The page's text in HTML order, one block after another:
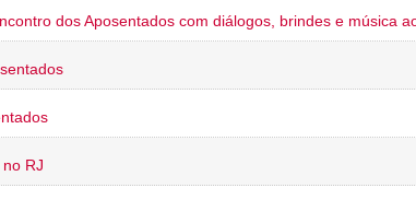
dos Aposentados com diálogos, brindes e música
RJ